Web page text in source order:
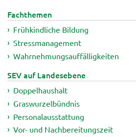
Fachthemen
Frühkindliche Bildung
Stressmanagement
Wahrnehmungsauffälligkeiten
SEV auf Landesebene
Doppelhaushalt
Graswurzelbündnis
Personalausstattung
Vor- und Nachbereitungszeit